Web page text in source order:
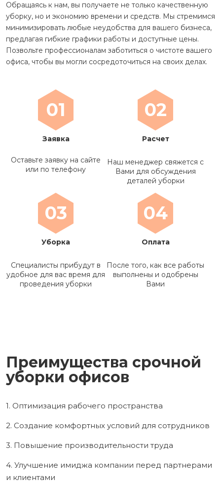
Обращаясь к нам, вы получаете не только качественную
уборку, но и экономию времени и средств. Мы стремимся
минимизировать любые неудобства для вашего бизнеса,
предлагая гибкие графики работы и доступные цены.
Позвольте профессионалам заботиться о чистоте вашего
офиса, чтобы вы могли сосредоточиться на своих делах.
01
Заявка
Оставьте заявку на сайте
или по телефону
02
Расчет
Наш менеджер свяжется с
Вами для обсуждения
деталей уборки
03
Уборка
Специалисты прибудут в
удобное для вас время для
проведения уборки
04
Оплата
После того, как все работы
выполнены и одобрены
Вами
Преимущества срочной
уборки офисов
1. Оптимизация рабочего пространства
2. Создание комфортных условий для сотрудников
3. Повышение производительности труда
4. Улучшение имиджа компании перед партнерами
и клиентами